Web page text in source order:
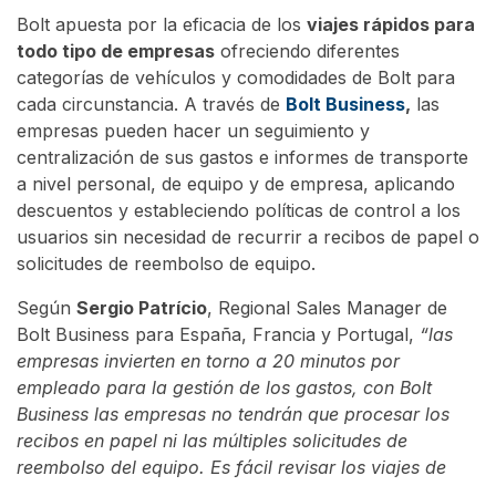
Bolt apuesta por la eficacia de los viajes rápidos para
todo tipo de empresas ofreciendo diferentes
categorías de vehículos y comodidades de Bolt para
cada circunstancia. A través de Bolt Business, las
empresas pueden hacer un seguimiento y
centralización de sus gastos e informes de transporte
a nivel personal, de equipo y de empresa, aplicando
descuentos y estableciendo políticas de control a los
usuarios sin necesidad de recurrir a recibos de papel o
solicitudes de reembolso de equipo.
Según Sergio Patrício, Regional Sales Manager de
Bolt Business para España, Francia y Portugal, “las
empresas invierten en torno a 20 minutos por
empleado para la gestión de los gastos, con Bolt
Business las empresas no tendrán que procesar los
recibos en papel ni las múltiples solicitudes de
reembolso del equipo. Es fácil revisar los viajes de